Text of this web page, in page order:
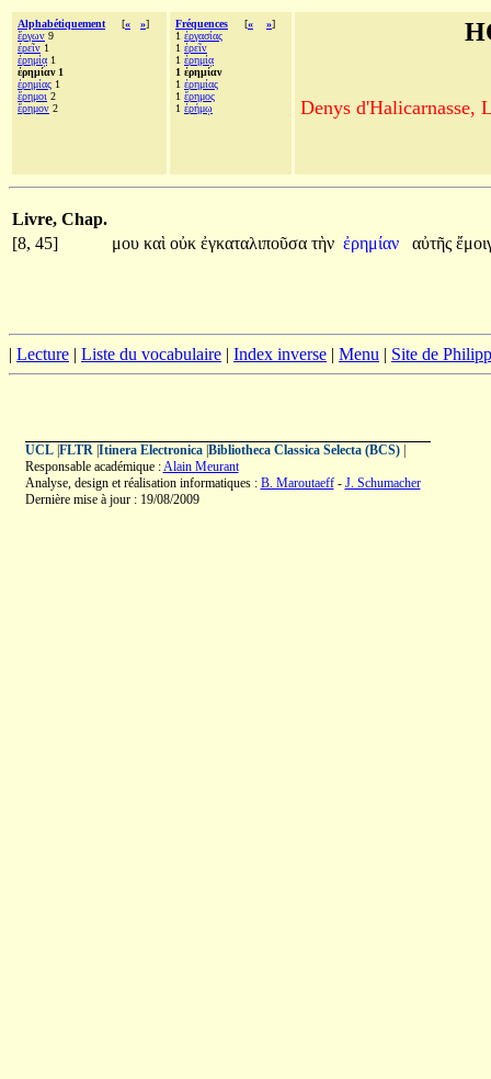
Alphabétiquement [« »]
ἔργων 9
ἐρεῖν 1
ἐρημίᾳ 1
ἐρημίαν 1
ἐρημίας 1
ἔρημοι 2
ἔρημον 2
Fréquences [« »]
1 ἐργασίας
1 ἐρεῖν
1 ἐρημίᾳ
1 ἐρημίαν
1 ἐρημίας
1 ἔρημος
1 ἐρήμῳ Denys d'Halicarnasse,
Livre, Chap.
[8, 45]
μου καὶ οὐκ ἐγκαταλιποῦσα τὴν ἐρημίαν αὐτῆς
| Lecture | Liste du vocabulaire | Index inverse | Menu | Site de
UCL| FLTR| Itinera Electronica| Bibliotheca Classica Selecta (BCS)|
Responsable académique :Alain Meurant
Analyse, design et réalisation informatiques : B. Maroutaeff- J. Schumacher
Dernière mise à jour : 19/08/2009